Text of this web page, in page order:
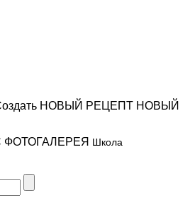
НОВЫЙ РЕЦЕПТ НОВЫЙ
ФОТОГАЛЕРЕЯ Школа